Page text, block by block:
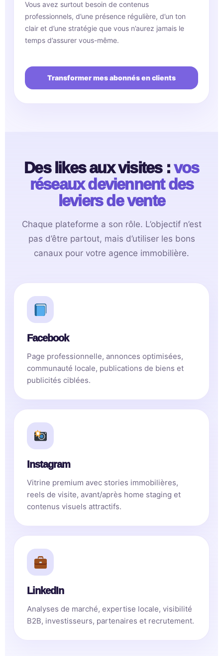
Vous avez surtout besoin de contenus
professionnels, d’une présence régulière, d’un ton
clair et d’une stratégie que vous n’aurez jamais le
temps d’assurer vous-même.
Transformer mes abonnés en clients
Des likes aux visites :vos
réseaux deviennent des
leviers de vente
Chaque plateforme a son rôle. L’objectif n’est
pas d’être partout, mais d’utiliser les bons
canaux pour votre agence immobilière.
Facebook
Page professionnelle, annonces optimisées,
communauté locale, publications de biens et
publicités ciblées.
Instagram
Vitrine premium avec stories immobilières,
reels de visite, avant/après home staging et
contenus visuels attractifs.
LinkedIn
Analyses de marché, expertise locale, visibilité
B2B, investisseurs, partenaires et recrutement.